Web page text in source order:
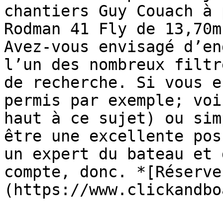
chantiers Guy Couach
Rodman 41 Fly de
Avez-vous envisagé
l’un des nombreux
de recherche. Si vous
permis par exemple;
haut à ce sujet) ou
être une excellente
un expert du bateau
compte, donc.
(https://